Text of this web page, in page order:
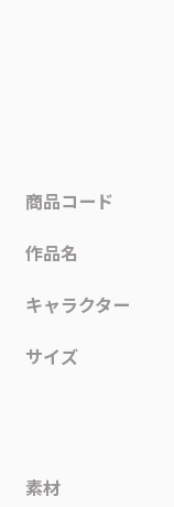
商品コード
作品名
キャラクター
サイズ
素材